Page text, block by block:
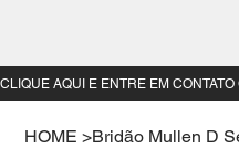
HOME >Bridão Mullen D
CLIQUE AQUI E ENTRE EM